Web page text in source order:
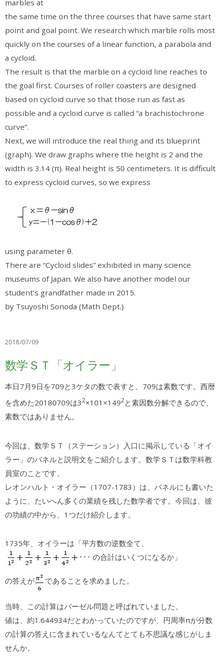
marbles at
the same time on the three courses that have same start
point and goal point. We research which marble rolls most
quickly on the courses of a linear function, a parabola and
a cycloid.
The result is that the marble on a cycloid line reaches to
the goal first. Courses of roller coasters are designed
based on cycloid curve so that those run as fast as
possible and a cycloid curve is called “a brachistochrone
curve”.
Next, we will introduce the real thing and its blueprint
(graph). We draw graphs where the height is 2 and the
width is 3.14 (π). Real height is 50 centimeters. It is difficult
to express cycloid curves, so we express
using parameter θ.
There are “Cycloid slides” exhibited in many science
museums of Japan. We also have another model our
student’s grandfather made in 2015.
by Tsuyoshi Sonoda (Math Dept.)
2018/07/09
数学ＳＴ「オイラー」
本日7月9日を709と3ケタの数で表すと、709は素数です。西暦
を含めた20180709は32×101×1492と素因数分解できるので、
素数ではありません。
今回は、数学ＳＴ（ステーション）入口に掲示している「オイ
ラー」のパネルと説明文をご紹介します。数学ＳＴは数学科教
員室のことです。
レオンハルト・オイラー（1707-1783）は、パネルにも書いた
ように、たいへん多くの業績を残した数学者です。今回は、彼
の功績の中から、1つだけ紹介します。
1735年、オイラーは「平方数の逆数全て、
･･･ の合計はいくつになるか」
の答えが であることを求めました。
当時、この計算はバーゼル問題と呼ばれていました。
値は、約1.644934だとわかっていたのですが、円周率πが分数
の計算の答えに含まれているなんてとても不思議な感じがしま
せんか。